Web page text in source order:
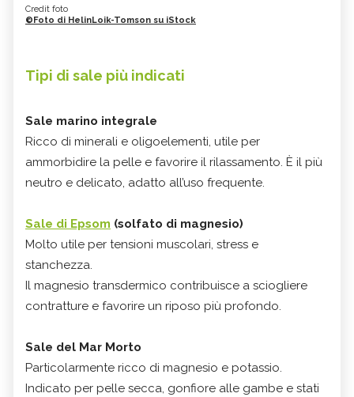
Credit foto
©Foto di HelinLoik-Tomson su iStock
Tipi di sale più indicati
Sale marino integrale
Ricco di minerali e oligoelementi, utile per
ammorbidire la pelle e favorire il rilassamento. È il più
neutro e delicato, adatto all’uso frequente.
Sale di Epsom (solfato di magnesio)
Molto utile per tensioni muscolari, stress e
stanchezza.
Il magnesio transdermico contribuisce a sciogliere
contratture e favorire un riposo più profondo.
Sale del Mar Morto
Particolarmente ricco di magnesio e potassio.
Indicato per pelle secca, gonfiore alle gambe e stati